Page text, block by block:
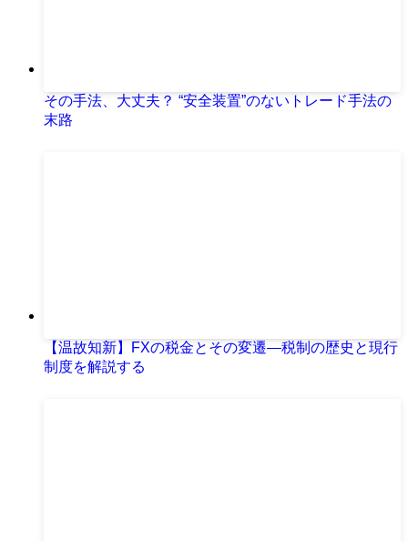
その手法、大丈夫？ “安全装置”のないトレード手法の
末路
【温故知新】FXの税金とその変遷—税制の歴史と現行
制度を解説する